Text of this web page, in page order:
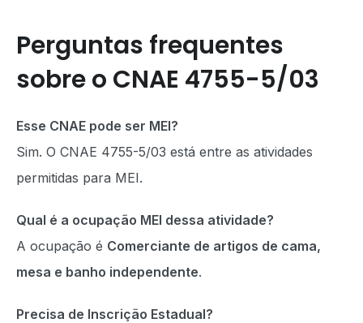
Perguntas frequentes
sobre o CNAE 4755-5/03
Esse CNAE pode ser MEI?
Sim. O CNAE 4755-5/03 está entre as atividades
permitidas para MEI.
Qual é a ocupação MEI dessa atividade?
A ocupação é Comerciante de artigos de cama,
mesa e banho independente.
Precisa de Inscrição Estadual?